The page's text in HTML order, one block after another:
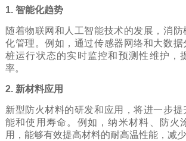
1. 智能化趋势
随着物联网和人工智能技术的发展，消
化管理。例如，通过传感器网络和大数
桩运行状态的实时监控和预测性维护，
率。
2. 新材料应用
新型防火材料的研发和应用，将进一步提
能和使用寿命。例如，纳米材料、防火
用，能够有效提高材料的耐高温性能，减少